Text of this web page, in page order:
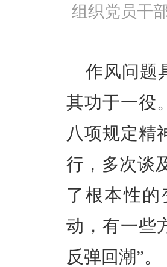
组织党员干
作风问题
其功于一役
八项规定精
行，多次谈
了根本性的
动，有一些
反弹回潮”。